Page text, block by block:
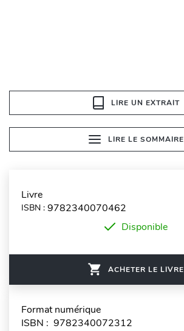
LIRE UN EXTRAIT
LIRE LE SOMMAIRE
Livre
ISBN : 9782340070462
Disponible
ACHETER LE LIVRE
Format numérique
ISBN : 9782340072312